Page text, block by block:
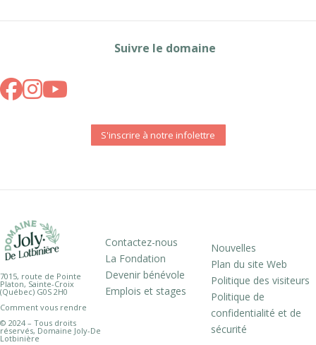
Suivre le domaine
S'inscrire à notre infolettre
7015, route de Pointe
Platon, Sainte-Croix
(Québec) G0S 2H0
Comment vous rendre
© 2024 – Tous droits
réservés, Domaine Joly-De
Lotbinière
Contactez-nous
La Fondation
Devenir bénévole
Emplois et stages
Nouvelles
Plan du site Web
Politique des visiteurs
Politique de
confidentialité et de
sécurité